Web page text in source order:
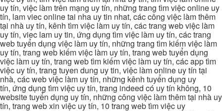
uy tín, việc làm trên mạng uy tín, những trang tìm việc online uy
tín, lam viec online tai nha uy tin nhat, các công việc làm thêm
tại nhà uy tín, kênh tìm việc làm uy tín, các trang web việc làm
uy tín, viec lam uy tin, ứng dụng tìm việc làm uy tín, các trang
web tuyển dụng việc làm uy tín, những trang tìm kiếm việc làm
uy tín, trang web kiếm việc làm uy tín, trang web tuyển dụng
việc làm uy tín, trang web tìm kiếm việc làm uy tín, các app tìm
việc uy tín, trang tuyen dung uy tin, việc làm online uy tín tại
nhà, các web việc làm uy tín, những kênh tuyển dụng uy
tín, ứng dụng tìm việc uy tín, trang indeed có uy tín không, 10
website tuyển dụng uy tín, những công việc làm thêm tại nhà uy
tín, trang web xin việc uy tín, 10 trang web tìm việc uy